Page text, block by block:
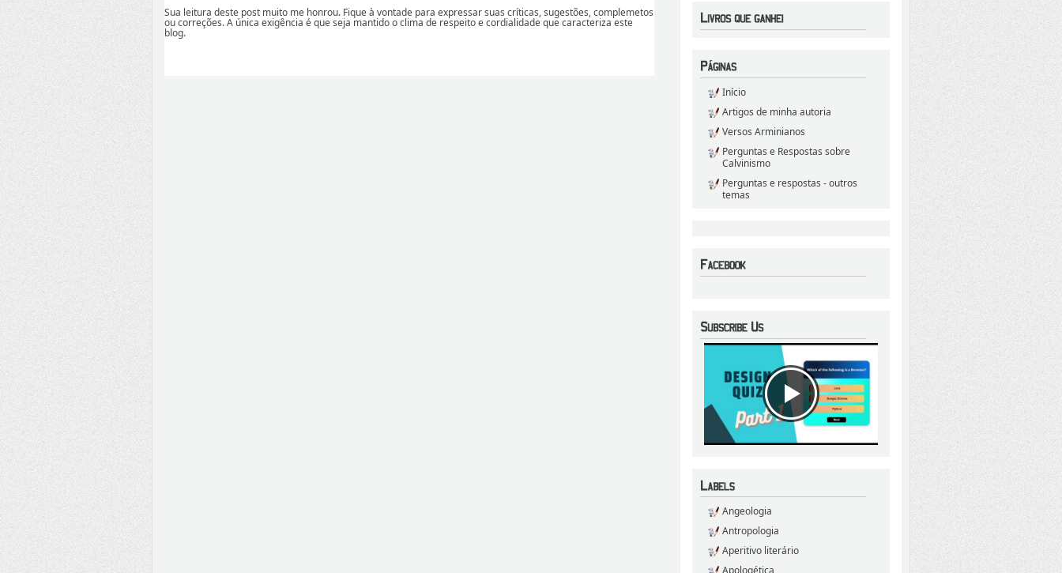
Início
Artigos de minha autoria
Versos Arminianos
Perguntas e Respostas sobre
Calvinismo
Perguntas e respostas - outros
temas
Angeologia
Antropologia
Aperitivo literário
Apologética
Sua leitura deste post muito me honrou. Fique à vontade para expressar suas críticas, sugestões, complemetos
ou correções. A única exigência é que seja mantido o clima de respeito e cordialidade que caracteriza este
blog.